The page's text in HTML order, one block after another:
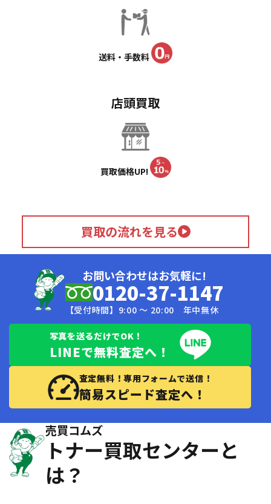
送料・手数料
店頭買取
買取価格UP!
買取の流れを見る
お問い合わせはお気軽に!
0120-37-1147
【受付時間】9:00 〜 20:00 年中無休
写真を送るだけでOK！
LINEで無料査定へ！
査定無料！専用フォームで送信！
簡易スピード査定へ！
売買コムズ
トナー買取センターと
は？